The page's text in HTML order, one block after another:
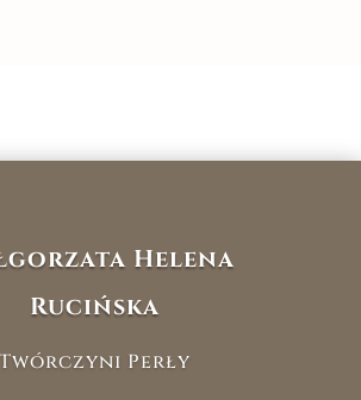
Helena
Rucińska
Twórczyni Perły